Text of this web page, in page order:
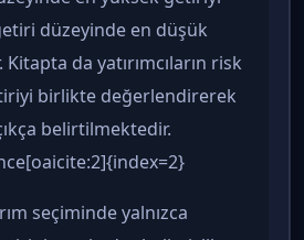
düzeyinde en düşük
da yatırımcıların risk
birlikte değerlendirerek
belirtilmektedir.
seçiminde yalnızca